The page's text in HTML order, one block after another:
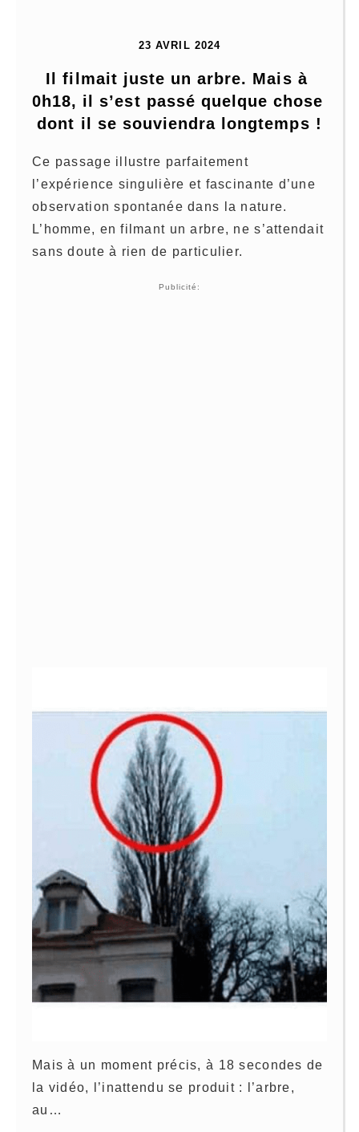
23 AVRIL 2024
Il filmait juste un arbre. Mais à
0h18, il s’est passé quelque chose
dont il se souviendra longtemps !
Ce passage illustre parfaitement
l’expérience singulière et fascinante d’une
observation spontanée dans la nature.
L’homme, en filmant un arbre, ne s’attendait
sans doute à rien de particulier.
Publicité:
Mais à un moment précis, à 18 secondes de
la vidéo, l’inattendu se produit : l’arbre,
au…